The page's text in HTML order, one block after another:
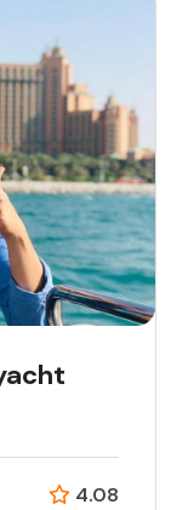
4.08